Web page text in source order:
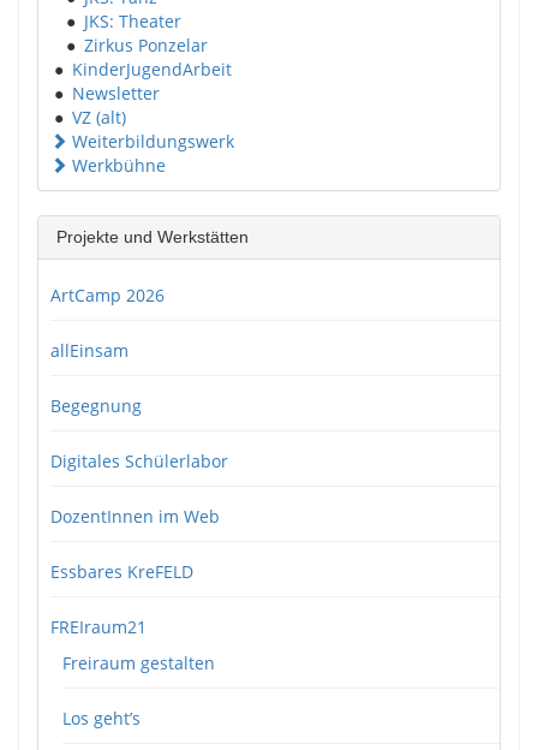
● JKS: Theater
● Zirkus Ponzelar
● KinderJugendArbeit
● Newsletter
● VZ (alt)
Weiterbildungswerk
Werkbühne
Projekte und Werkstätten
ArtCamp 2026
allEinsam
Begegnung
Digitales Schülerlabor
DozentInnen im Web
Essbares KreFELD
FREIraum21
Freiraum gestalten
Los geht’s